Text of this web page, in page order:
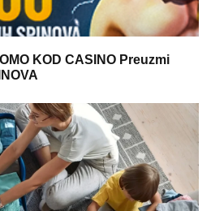
KOD CASINO Preuzmi